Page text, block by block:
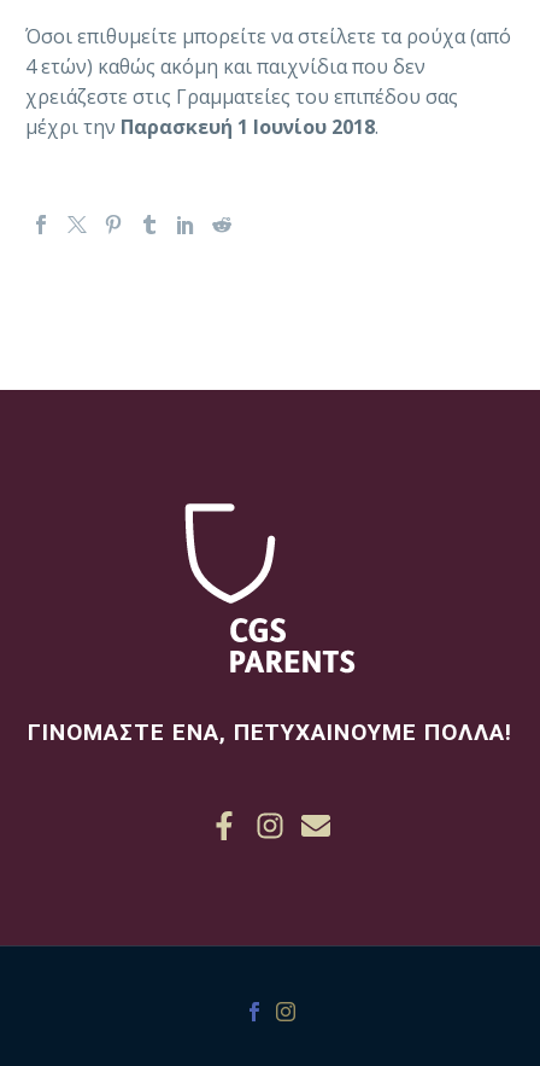
Όσοι επιθυμείτε μπορείτε να στείλετε τα ρούχα (από
4 ετών) καθώς ακόμη και παιχνίδια που δεν
χρειάζεστε στις Γραμματείες του επιπέδου σας
μέχρι την Παρασκευή 1 Ιουνίου 2018.
ΓΙΝΟΜΑΣΤΕ ΕΝΑ, ΠΕΤΥΧΑΙΝΟΥΜΕ ΠΟΛΛΑ!